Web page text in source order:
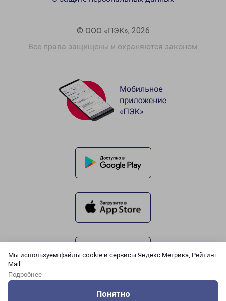
Мы используем файлы cookie и сервисы Яндекс.Метрика, Рейтинг
Mail
Подробнее
Понятно
© ООО «ПЭК», 2026
Все права защищены и охраняются законом